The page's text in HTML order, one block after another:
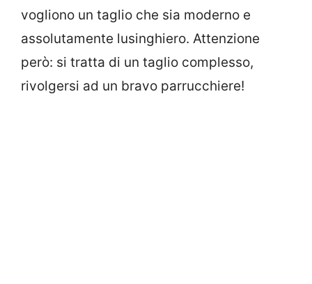
vogliono un taglio che sia moderno e
assolutamente lusinghiero. Attenzione
però: si tratta di un taglio complesso,
rivolgersi ad un bravo parrucchiere!